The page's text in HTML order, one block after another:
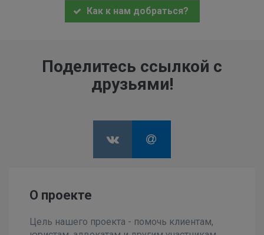
Как к нам добраться?
Поделитесь ссылкой с
друзьями!
О проекте
Цель нашего проекта - помочь клиентам,